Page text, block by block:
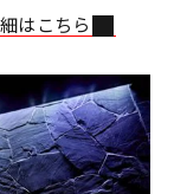
はこちら